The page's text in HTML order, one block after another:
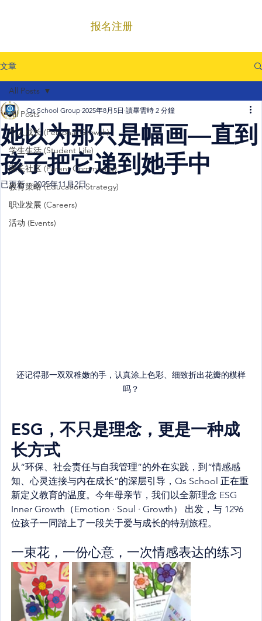
报名注册
文章
All Posts
个人成长 (Personal Growth)
学生生活 (Student Life)
家长社区 (Parent Community)
教育策略 (Education Strategy)
职业发展 (Careers)
活动 (Events)
All Posts
她以为那只是幅画—直到
孩子把它递到她手中
Qs School Group 2025年8月5日 讀畢需時 2 分鐘
已更新：2025年11月2日
还记得那一双双稚嫩的手，认真涂上色彩、细致折出花瓣的模样
吗？
ESG，不只是理念，更是一种成
长方式
从“环保、社会责任与自我管理”的外在实践，到“情感感
知、心灵连接与内在成长”的深层引导，Qs School 正在重
新定义教育的温度。今年母亲节，我们以全新理念 ESG
Inner Growth（Emotion · Soul · Growth） 出发，与 1296
位孩子一同踏上了一段关于爱与成长的特别旅程。
一束花，一份心意，一次情感表达的练习